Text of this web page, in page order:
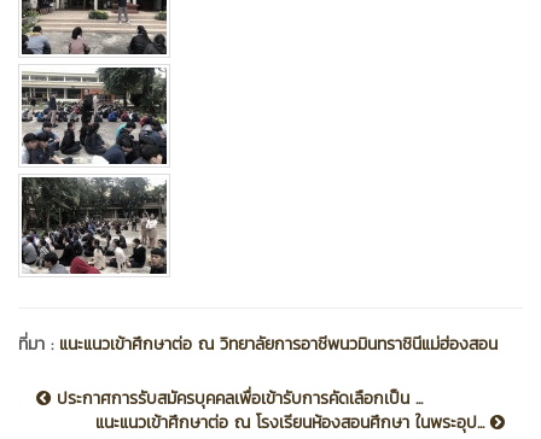
ที่มา : แนะแนวเข้าศึกษาต่อ ณ วิทยาลัยการอาชีพนวมินทราชินีแม่ฮ่องสอน
ประกาศการรับสมัครบุคคลเพื่อเข้ารับการคัดเลือกเป็น ...
แนะแนวเข้าศึกษาต่อ ณ โรงเรียนห้องสอนศึกษา ในพระอุป...